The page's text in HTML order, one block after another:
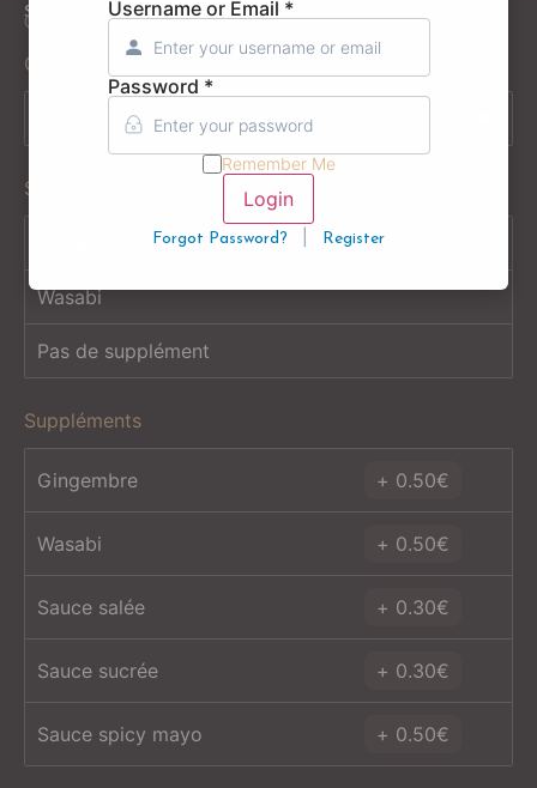
Choisis ta sauce ( 1 au choix ) sushi
Supplément offert
Wasabi
Pas de supplément
Suppléments
Gingembre 0.50€
Wasabi 0.50€
Sauce salée 0.30€
Sauce sucrée 0.30€
Sauce spicy mayo 0.50€
SAVEURS
Crevette ,Saumon
Username or Email *
Password *
Remember Me
Login
Forgot Password? Register